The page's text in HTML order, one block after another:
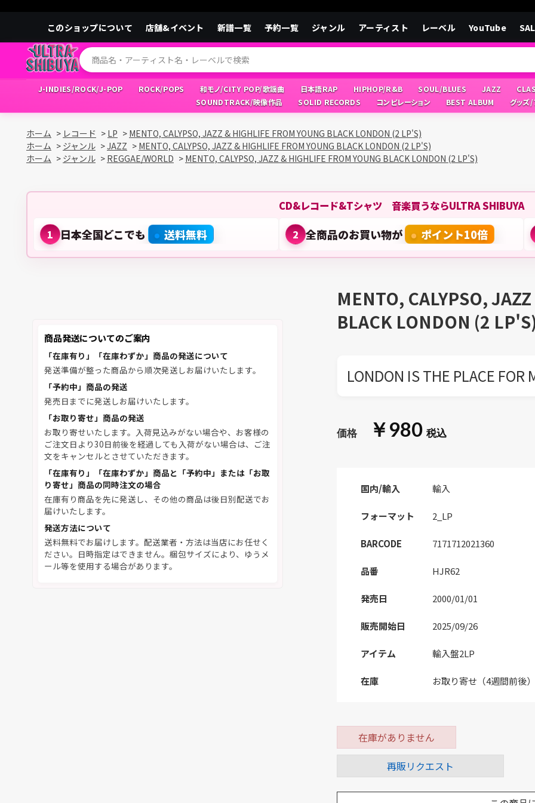
このショップについて 店舗&イベント 新譜一覧 予約一覧 ジャンル アーティスト レーベル YouTube
J-INDIES/ROCK/J-POP ROCK/POPS 和モノ/CITY POP/歌謡曲 日本語RAP HIPHOP/R&B SOUL/BLUES JAZZ
SOUNDTRACK/映像作品
SOLID RECORDS コンピレーション BEST ALBUM グッズ
ホーム > レコード > LP > MENTO, CALYPSO, JAZZ & HIGHLIFE FROM YOUNG BLACK LONDON (2 LP'S)
ホーム > ジャンル >JAZZ > MENTO, CALYPSO, JAZZ & HIGHLIFE FROM YOUNG BLACK LONDON (2 LP'S)
ホーム > ジャンル > REGGAE/WORLD > MENTO, CALYPSO, JAZZ & HIGHLIFE FROM YOUNG BLACK LONDON (2 LP'S)
CD&レコード&Tシャツ 音楽買うならULTRA SHIBUYA
1 日本全国どこでも 送料無料 2 全商品のお買い物が ポイント10倍
商品発送についてのご案内
「在庫有り」「在庫わずか」商品の発送について
発送準備が整った商品から順次発送しお届けいたします。
「予約中」商品の発送
発売日までに発送しお届けいたします。
「お取り寄せ」商品の発送
お取り寄せいたします。入荷見込みがない場合や、お客様の
ご注文日より30日前後を経過しても入荷がない場合は、ご注
文をキャンセルとさせていただきます。
「在庫有り」「在庫わずか」商品と「予約中」または「お取
り寄せ」商品の同時注文の場合
在庫有り商品を先に発送し、その他の商品は後日別配送でお
届けいたします。
発送方法について
送料無料でお届けします。配送業者・方法は当店にお任せく
ださい。日時指定はできません。梱包サイズにより、ゆうメ
ール等を使用する場合があります。
MENTO, CALYPSO,
BLACK LONDON (2
LONDON IS THE PLACE FOR
￥980
国内/輸入 輸入
フォーマット 2_LP
BARCODE 7171712021360
品番 HJR62
発売日 2000/01/01
販売開始日 2025/09/26
アイテム 輸入盤2LP
在庫 お取り寄せ（4週間前後）
在庫がありません
再販リクエスト